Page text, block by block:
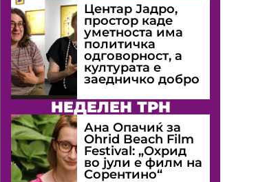
Центар Јадро,
простор каде
уметноста има
политичка
одговорност, а
културата е
заедничко добро
НЕДЕЛЕН ТРН
Ана Опачиќ за
Оhrid Beach Film
Festival: „Охрид
во јули е филм на
Сорентино“